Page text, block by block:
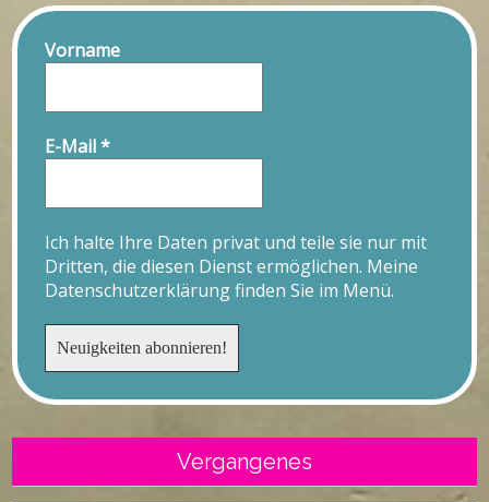
Vorname
E-Mail*
Ich halte Ihre Daten privat und teile sie nur mit
Dritten, die diesen Dienst ermöglichen. Meine
Datenschutzerklärung finden Sie im Menü.
Vergangenes